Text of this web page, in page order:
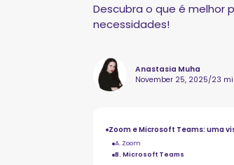
Descubra o que é melhor
necessidades!
Anastasia Muha
November 25, 2025/23
Zoom e Microsoft Teams: uma
A. Zoom
B. Microsoft Teams